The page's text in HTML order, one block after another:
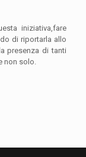
iniziativa,fare
di riportarla allo
presenza di tanti
non solo.